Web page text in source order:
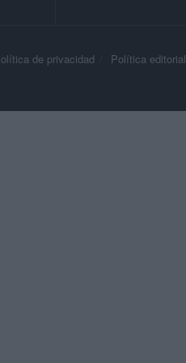
de privacidad Política editorial